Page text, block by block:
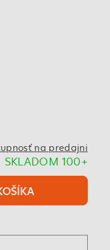
na predajni
SKLADOM 100+